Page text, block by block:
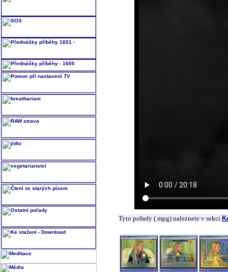
Tyto pořady (.mpg) naleznete v sekci